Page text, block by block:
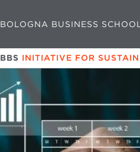
BOLOGNA BUSINESS SCHOOL
BBS INITIATIVE FOR